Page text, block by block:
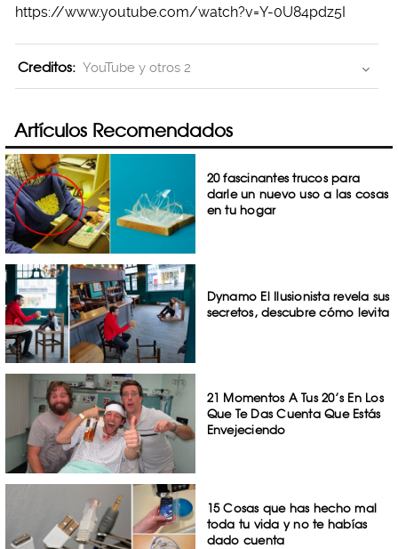
https://www.youtube.com/watch?v=Y-0U84pdz5I
Creditos: YouTube y otros 2
Artículos Recomendados
20 fascinantes trucos para
darle un nuevo uso a las cosas
en tu hogar
Dynamo El Ilusionista revela sus
secretos, descubre cómo levita
21 Momentos A Tus 20’s En Los
Que Te Das Cuenta Que Estás
Envejeciendo
15 Cosas que has hecho mal
toda tu vida y no te habías
dado cuenta